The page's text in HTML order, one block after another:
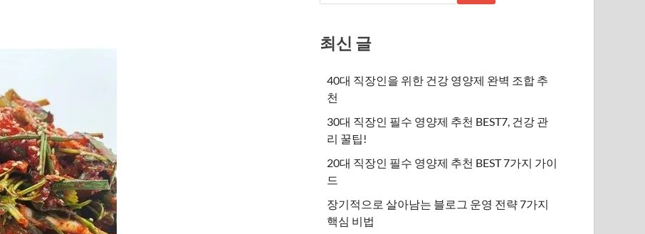
최신 글
40대 직장인을 위한 건강 영양제 완벽 조합 추
천
30대 직장인 필수 영양제 추천 BEST7, 건강 관
리 꿀팁!
20대 직장인 필수 영양제 추천 BEST 7가지 가이
드
장기적으로 살아남는 블로그 운영 전략 7가지
핵심 비법